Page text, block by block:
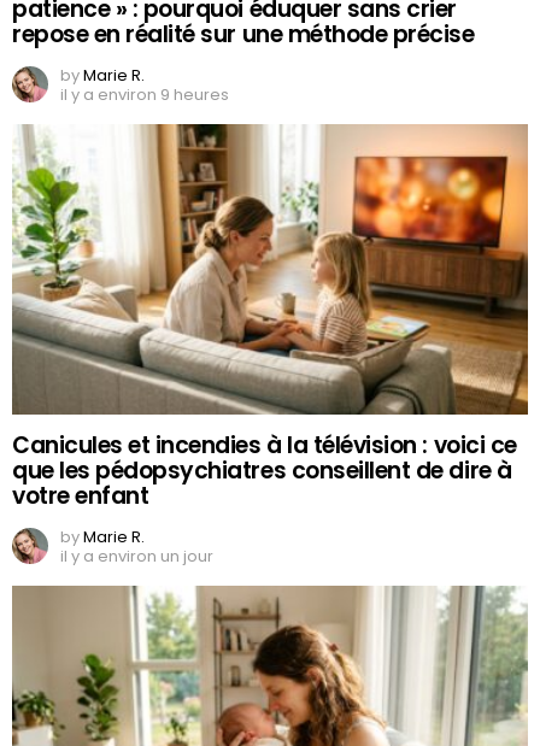
patience » : pourquoi éduquer sans crier
repose en réalité sur une méthode précise
byMarie R.
il y a environ 9 heures
Canicules et incendies à la télévision : voici ce
que les pédopsychiatres conseillent de dire à
votre enfant
byMarie R.
il y a environ un jour